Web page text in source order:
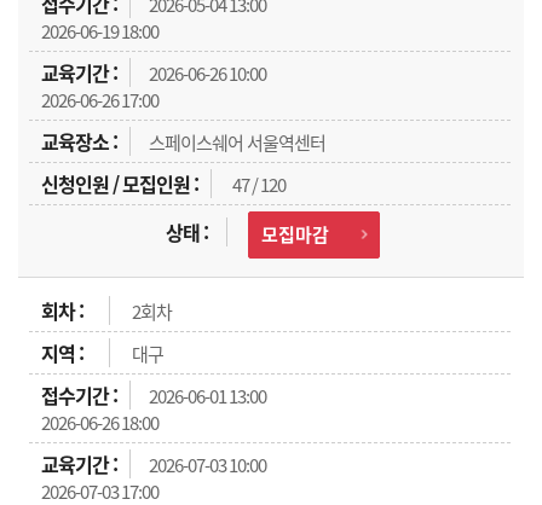
2026-06-19 18:00
2026-06-26 10:00
2026-06-26 17:00
스페이스쉐어 서울역센터
47 / 120
모집마감
2회차
대구
2026-06-01 13:00
2026-06-26 18:00
2026-07-03 10:00
2026-07-03 17:00